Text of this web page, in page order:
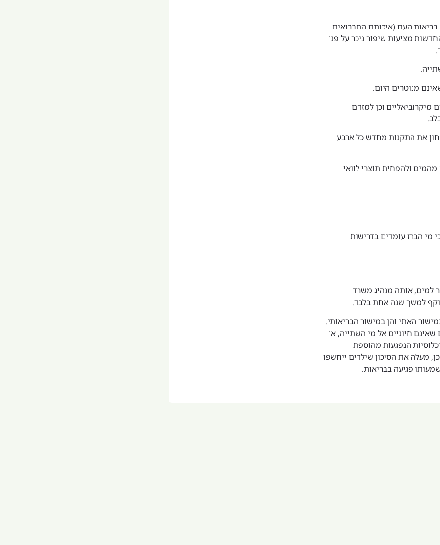
הכנסת את תקנות בריאות העם (איכותם התברואית
שתייה), התשע”ב – 2012. התקנות החדשות מציעות שיפור ניכר על פני
מנוטרים היום.
וכן למזהם
את התקנות מחדש כל ארבע
ולהפחית תוצרי לוואי
מי הברז עומדים בדרישות
למים, אותה מנהיג משרד
למשך שנה אחת בלבד.
האתי והן במישור הבריאותי.
שאינם חיוניים אל מי השתייה, או
הנפגעות מהוספת
מעלה את הסיכון שילדים ייחשפו
פגיעה בבריאות.